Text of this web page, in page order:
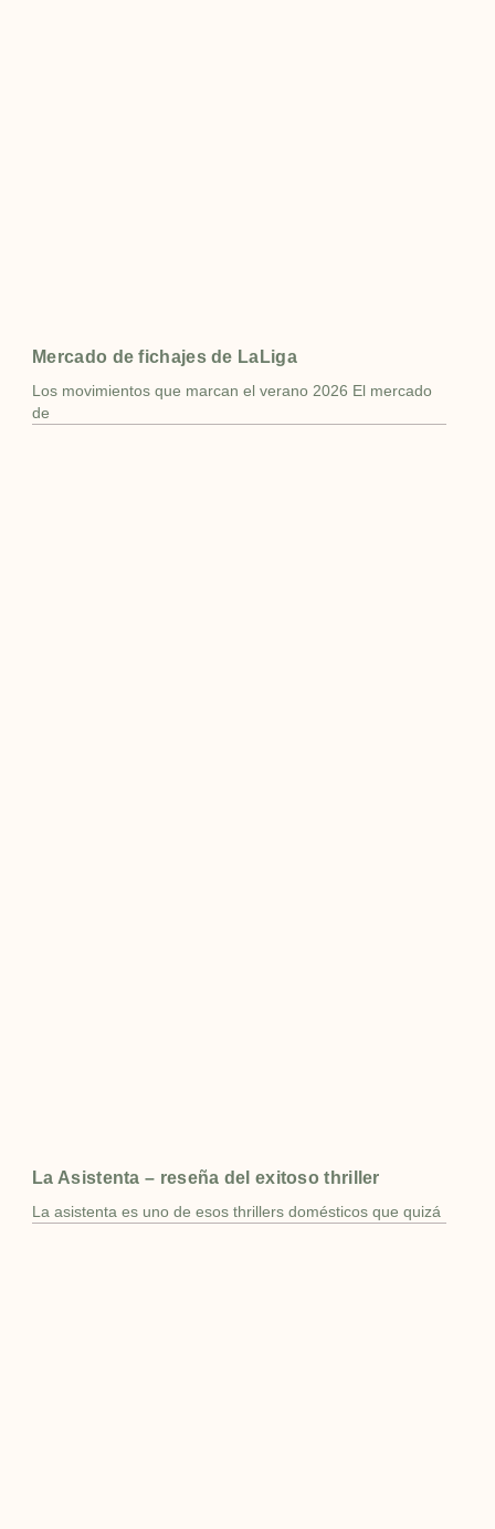
Mercado de fichajes de LaLiga
Los movimientos que marcan el verano 2026 El mercado
de
La Asistenta – reseña del exitoso thriller
La asistenta es uno de esos thrillers domésticos que quizá